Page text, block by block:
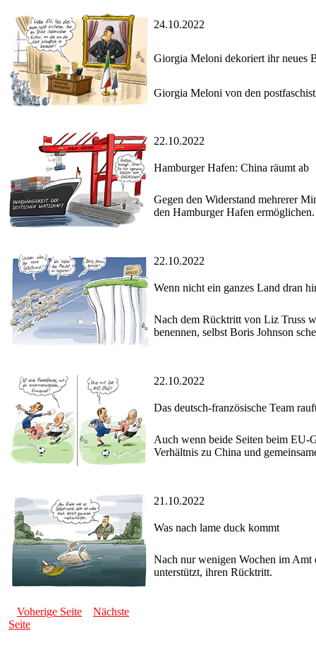
24.10.2022
Giorgia Meloni dekoriert ihr neues
Giorgia Meloni von den
22.10.2022
Hamburger Hafen: China räumt ab
Gegen den Widerstand mehrerer
den Hamburger Hafen ermöglichen.
22.10.2022
Wenn nicht ein ganzes Land dran
Nach dem Rücktritt von Liz Truss
benennen, selbst Boris Johnson
22.10.2022
Das deutsch-französische Team
Auch wenn beide Seiten beim EU-
Verhältnis zu China und
21.10.2022
Was nach lame duck kommt
Nach nur wenigen Wochen im Amt
unterstützt, ihren Rücktritt.
Voherige Seite
Nächste
Seite